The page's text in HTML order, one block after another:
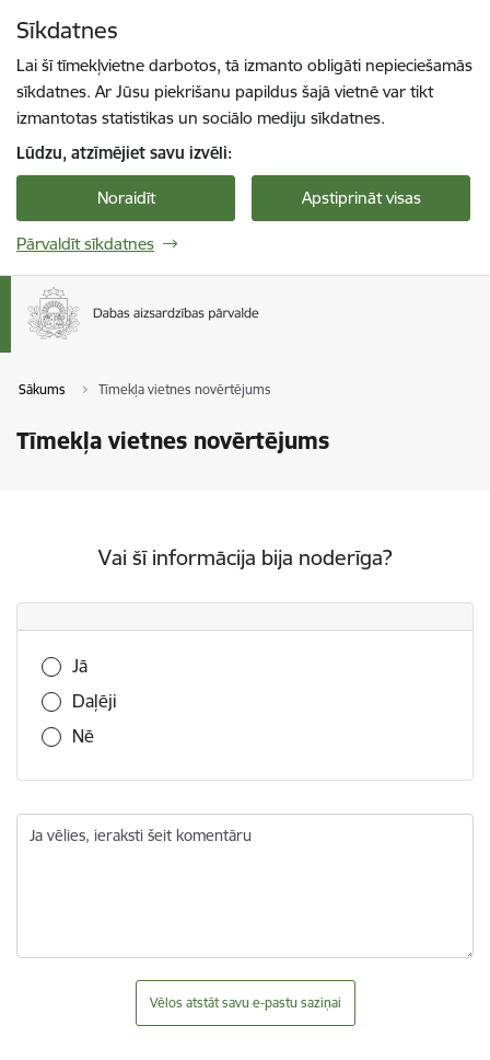
Sīkdatnes
Lai šī tīmekļvietne darbotos, tā izmanto obligāti nepieciešamās
sīkdatnes. Ar Jūsu piekrišanu papildus šajā vietnē var tikt
izmantotas statistikas un sociālo mediju sīkdatnes.
Lūdzu, atzīmējiet savu izvēli:
Noraidīt Apstiprināt visas
Pārvaldīt sīkdatnes
Sākums Tīmekļa vietnes novērtējums
Tīmekļa vietnes novērtējums
Vai šī informācija bija noderīga?
Vai šī informācija bija noderīga?
Jā
Daļēji
Nē
Ja vēlies, ieraksti šeit komentāru
Vēlos atstāt savu e-pastu saziņai